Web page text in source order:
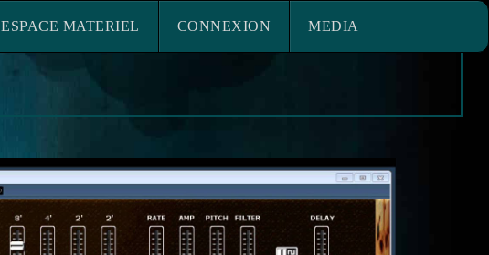
ESPACE MATERIEL
CONNEXION
ESPACE MATERIEL CONNEXION MEDIA